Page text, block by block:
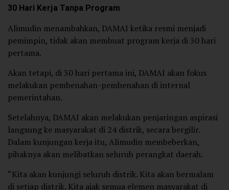
30 Hari Kerja Tanpa Program
Alimudin menambahkan, DAMAI ketika resmi menjadi
pemimpin, tidak akan membuat program kerja di 30 hari
pertama.
Akan tetapi, di 30 hari pertama ini, DAMAI akan fokus
melakukan pembenahan-pembenahan di internal
pemerintahan.
Setelahnya, DAMAI akan melakukan penjaringan aspirasi
langsung ke masyarakat di 24 distrik, secara bergilir.
Dalam kunjungan kerja itu, Alimudin membeberkan,
pihaknya akan melibatkan seluruh perangkat daerah.
“Kita akan kunjungi seluruh distrik. Kita akan bermalam
di setiap distrik. Kita ajak semua elemen masyarakat di